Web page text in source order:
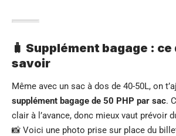
🧳 Supplément bagage : ce
savoir
Même avec un sac à dos de 40-50L, on
supplément bagage de 50 PHP par sac.
clair à l’avance, donc mieux vaut prévoir
📸 Voici une photo prise sur place du